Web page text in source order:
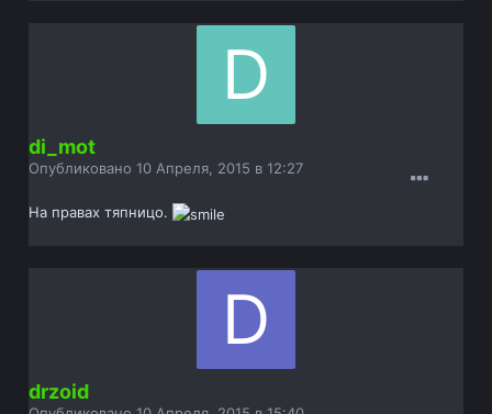
di_mot
Опубликовано10 Апреля, 2015 в 12:27
На правах тяпницо.
drzoid